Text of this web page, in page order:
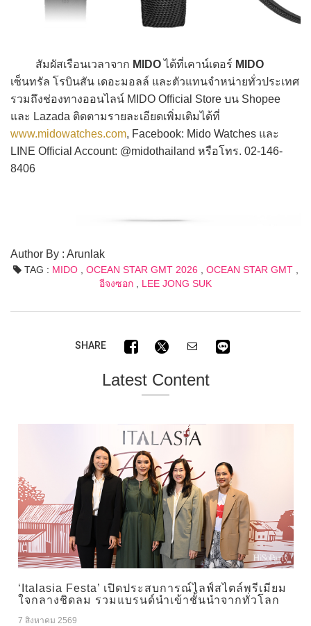
สัมผัสเรือนเวลาจาก MIDOได้ที่เคาน์เตอร์ MIDO
เซ็นทรัล โรบินสัน เดอะมอลล์ และตัวแทนจำหน่ายทั่วประเทศ
รวมถึงช่องทางออนไลน์ MIDO Official Store บน Shopee
และ Lazada ติดตามรายละเอียดเพิ่มเติมได้ที่
www.midowatches.com, Facebook: Mido Watches และ
LINE Official Account: @midothailand หรือโทร. 02-146-
8406
Author By : Arunlak
TAG : MIDO, OCEAN STAR GMT 2026 OCEAN STAR GMT,
อีจงซอก
LEE JONG SUK
SHARE
Latest Content
‘Italasia Festa’ เปิดประสบการณ์ไลฟ์สไตล์พรีเมียม
ใจกลางชิดลม รวมแบรนด์นำเข้าชั้นนำจากทั่วโลก
7 สิงหาคม 2569